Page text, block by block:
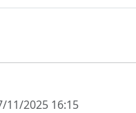
11/2025 16:15